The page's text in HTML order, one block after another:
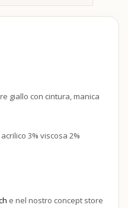
giallo con cintura, manica
3% viscosa 2%
e nel nostro concept store